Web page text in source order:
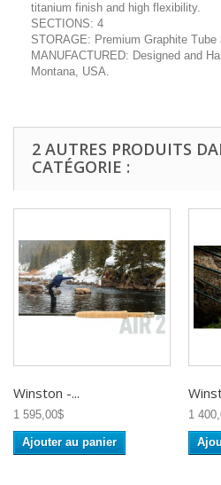
titanium finish and high flexibility.
SECTIONS: 4
STORAGE: Premium Graphite
MANUFACTURED: Designed and
Montana, USA.
2 AUTRES PRODUITS
CATÉGORIE :
Winston -...
1 595,00$
Ajouter au panier
1